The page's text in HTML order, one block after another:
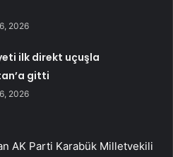
2026
ilk direkt uçuşla
gitti
2026
AK Parti Karabük Milletvekili